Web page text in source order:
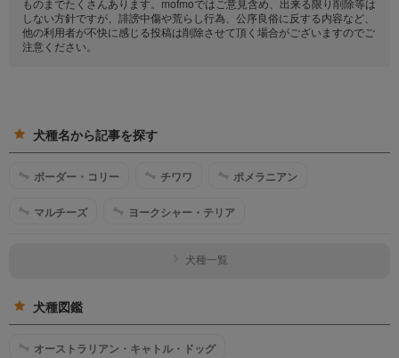
ものまでたくさんあります。mofmoではご意見含め、出来る限り削除等は
しない方針ですが、誹謗中傷や荒らし行為、公序良俗に反する内容など、
他の利用者が不快に感じる投稿は削除させて頂く場合がございますのでご
注意ください。
犬種名から記事を探す
ボーダー・コリー チワワ ポメラニアン
マルチーズ ヨークシャー・テリア
犬種一覧
犬種図鑑
オーストラリアン・キャトル・ドッグ